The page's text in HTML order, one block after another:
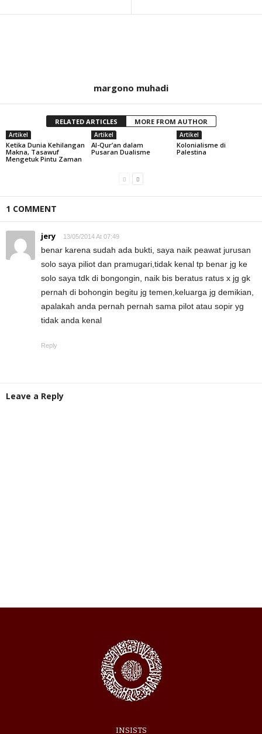
margono muhadi
RELATED ARTICLES MORE FROM AUTHOR
Artikel
Ketika Dunia Kehilangan
Makna, Tasawuf
Mengetuk Pintu Zaman
Artikel
Al-Qur’an dalam
Pusaran Dualisme
Artikel
Kolonialisme di
Palestina
1 COMMENT
jery 13/05/2014 At 07:49
benar karena sudah ada bukti, saya naik peawat jurusan
solo saya piliot dan pramugari,tidak kenal tp benar jg ke
solo saya tdk di bongongin, naik bis beratus ratus x jg gk
pernah di bohongin begitu jg temen,keluarga jg demikian,
apalakah anda pernah pernah sama pilot atau sopir yg
tidak anda kenal
Reply
Leave a Reply
INSISTS